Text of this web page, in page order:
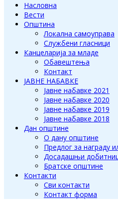
Насловна
Вести
Општина
Локална самоуправа
Службени гласници
Канцеларија за младе
Обавештења
Контакт
ЈАВНЕ НАБАВКЕ
Јавне набавке 2021
Јавне набавке 2020
Јавне набавке 2019
Јавне набавке 2018
Дан општине
О дану општине
Предлог за награду
Досадашњи
Братске општине
Контакти
Сви контакти
Контакт форма